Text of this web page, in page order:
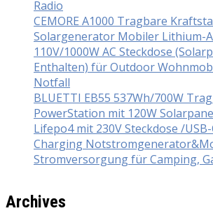
Radio
CEMORE A1000 Tragbare
Solargenerator Mobiler Lithium-
110V/1000W AC Steckdose
Enthalten) für Outdoor
Notfall
BLUETTI EB55 537Wh/700W
PowerStation mit 120W
Lifepo4 mit 230V Steckdose /
Charging
Stromversorgung für Camping,
Archives